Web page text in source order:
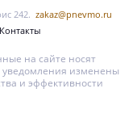
242. zakaz@pnevmo.ru
Контакты
на сайте носят
уведомления изменены
и эффективности